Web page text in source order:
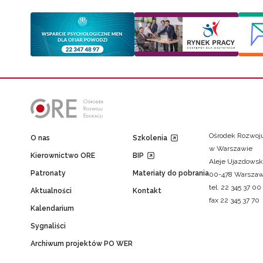
O nas
Kierownictwo ORE
Patronaty
Aktualności
Kalendarium
Sygnaliści
Archiwum projektów PO WER
Szkolenia
BIP
Materiały do pobrania
Kontakt
Ośrodek
w Warszawie
Aleje
00-478
tel. 22 345 37 00
fax 22 345 37 70